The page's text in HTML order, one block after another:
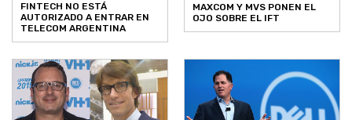
FINTECH NO ESTÁ
AUTORIZADO A ENTRAR EN
TELECOM ARGENTINA
MAXCOM Y MVS PONEN EL
OJO SOBRE EL IFT